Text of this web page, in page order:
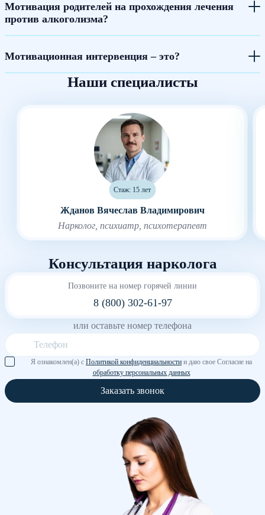
Мотивация родителей на прохождения лечения
против алкоголизма?
Мотивационная интервенция – это?
Наши специалисты
Стаж: 15 лет
Жданов Вячеслав Владимирович
Нарколог, психиатр, психотерапевт
Консультация нарколога
Позвоните на номер горячей линии
8 (800) 302-61-97
или оставьте номер телефона
Я ознакомлен(а) с Политикой конфиденциальности и даю свое Согласие на
обработку персональных данных
Заказать звонок